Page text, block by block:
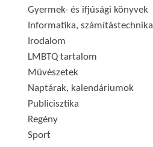
Gyermek- és ifjúsági könyvek
Informatika, számítástechnika
Irodalom
LMBTQ tartalom
Művészetek
Naptárak, kalendáriumok
Publicisztika
Regény
Sport